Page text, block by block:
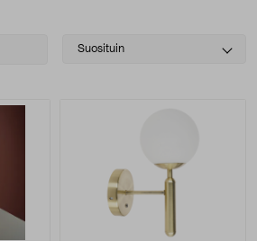
Select
Suosituin